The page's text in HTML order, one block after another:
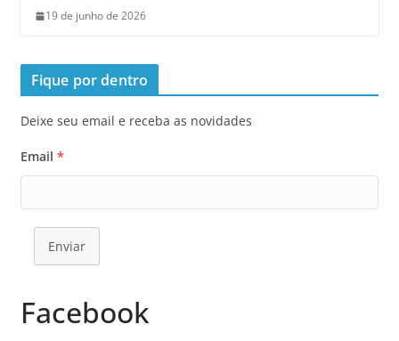
19 de junho de 2026
Fique por dentro
Deixe seu email e receba as novidades
Email *
Enviar
Facebook